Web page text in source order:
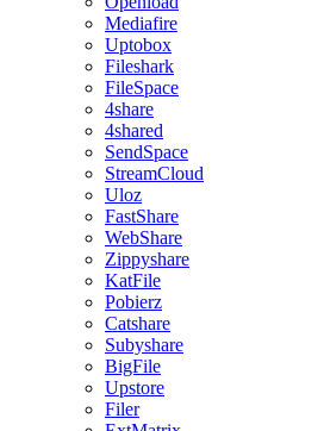
Mediafire
Uptobox
Fileshark
FileSpace
4share
4shared
SendSpace
StreamCloud
Uloz
FastShare
WebShare
Zippyshare
KatFile
Pobierz
Catshare
Subyshare
BigFile
Upstore
Filer